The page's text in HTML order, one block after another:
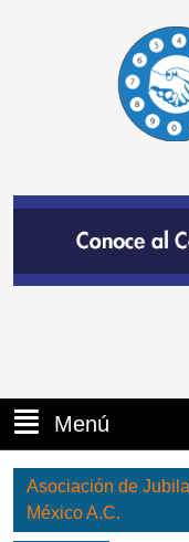
Menú
Asociación de
México A.C.